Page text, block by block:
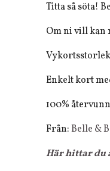
Titta så söta!
Om ni vill kan
Enkelt kort
100%
Från:Belle &
Här hittar du